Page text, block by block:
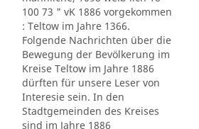
100 73 " vK 1886 vorgekommen
: Teltow im Jahre 1366.
Folgende Nachrichten über die
Bewegung der Bevölkerung im
Kreise Teltow im Jahre 1886
dürften für unsere Leser von
Interesie sein. In den
Stadtgemeinden des Kreises
sind im Jahre 1886